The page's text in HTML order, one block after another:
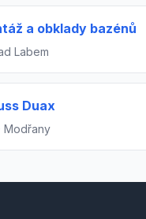
a obklady bazénů
Labem
Duax
Modřany